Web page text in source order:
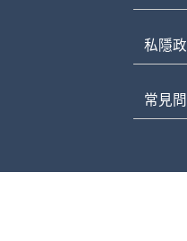
私隱
常見